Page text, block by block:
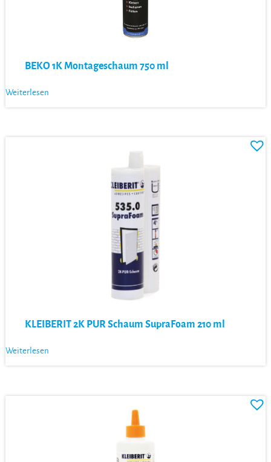
BEKO 1K Montageschaum 750 ml
Weiterlesen
KLEIBERIT 2K PUR Schaum SupraFoam 210 ml
Weiterlesen